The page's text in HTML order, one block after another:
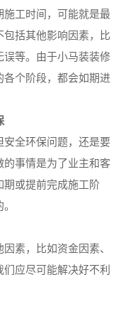
施工时间，可能就是最
括其他影响因素，比
误等。由于小马装装修
各个阶段，都会如期进
全环保问题，还是要
的事情是为了业主和客
期或提前完成施工阶
素，比如资金因素、
应尽可能解决好不利